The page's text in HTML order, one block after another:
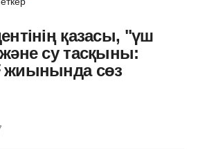
қазасы, "үш
су тасқыны:
сөз